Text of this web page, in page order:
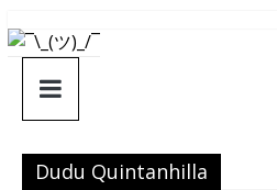
Saltar
al
contenido
¯\_(ツ)_/
¯
Dudu Quintanhilla